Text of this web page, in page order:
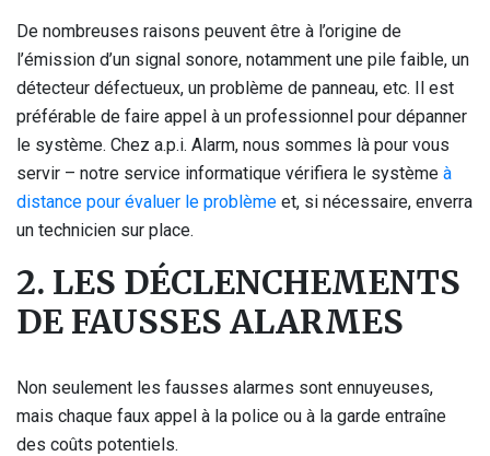
De nombreuses raisons peuvent être à l’origine de
l’émission d’un signal sonore, notamment une pile faible, un
détecteur défectueux, un problème de panneau, etc. Il est
préférable de faire appel à un professionnel pour dépanner
le système. Chez a.p.i. Alarm, nous sommes là pour vous
servir – notre service informatique vérifiera le système à
distance pour évaluer le problème et, si nécessaire, enverra
un technicien sur place.
2. LES DÉCLENCHEMENTS
DE FAUSSES ALARMES
Non seulement les fausses alarmes sont ennuyeuses,
mais chaque faux appel à la police ou à la garde entraîne
des coûts potentiels.